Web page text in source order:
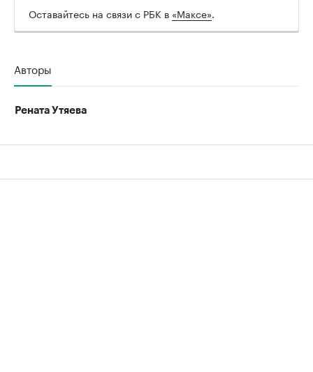
Оставайтесь на связи с РБК в «Максе».
Авторы
Рената Утяева